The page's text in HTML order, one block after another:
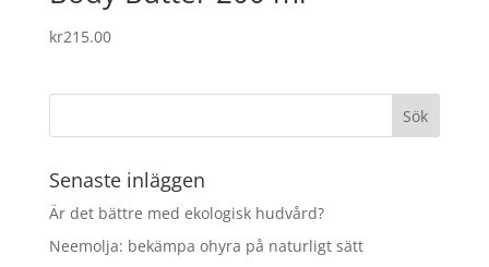
kr215.00
Senaste inläggen
Är det bättre med ekologisk hudvård?
Neemolja: bekämpa ohyra på naturligt sätt